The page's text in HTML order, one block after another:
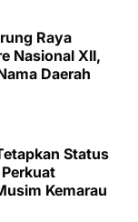
Raya
Nasional XII,
Daerah
Status
Kemarau